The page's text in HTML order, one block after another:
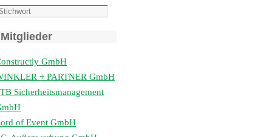
GmbH
+ PARTNER GmbH
Sicherheitsmanagement
of Event GmbH